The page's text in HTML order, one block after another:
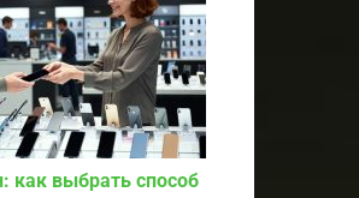
как выбрать способ